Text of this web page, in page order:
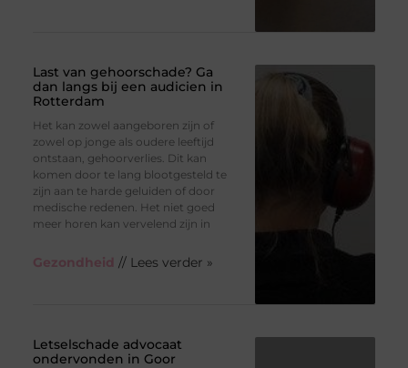
Last van gehoorschade? Ga
dan langs bij een audicien in
Rotterdam
Het kan zowel aangeboren zijn of
zowel op jonge als oudere leeftijd
ontstaan, gehoorverlies. Dit kan
komen door te lang blootgesteld te
zijn aan te harde geluiden of door
medische redenen. Het niet goed
meer horen kan vervelend zijn in
Gezondheid // Lees verder »
Letselschade advocaat
ondervonden in Goor